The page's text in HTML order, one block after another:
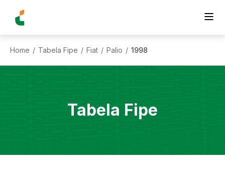
Home / Tabela Fipe / Fiat / Palio / 1998
Tabela Fipe